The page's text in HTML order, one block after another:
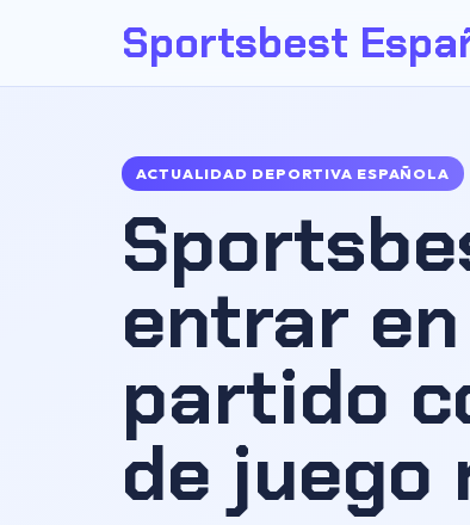
Sportsbest
ACTUALIDAD DEPORTIVA ESPAÑOLA
entrar
partido
de juego